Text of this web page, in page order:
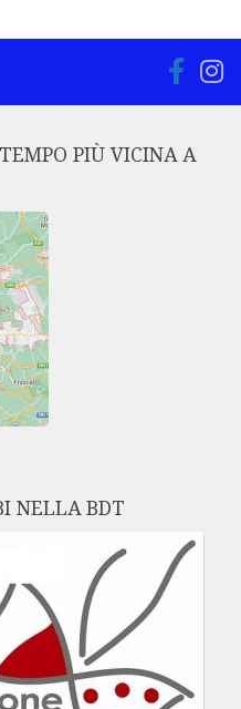
PIÙ VICINA A
NELLA BDT